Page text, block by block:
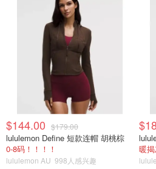
$144.00 $179.00
lululemon Define 短款连帽 胡桃棕
0-8码！！！！
lululemon AU 998人感兴趣
暖